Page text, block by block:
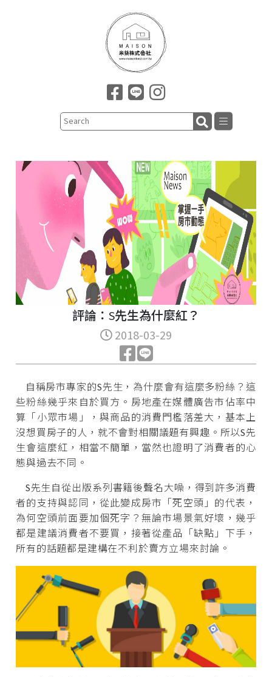
評論：S先生為什麼紅？
2018-03-29
自稱房市專家的S先生，為什麼會有這麼多粉絲？這
些粉絲幾乎來自於買方。房地產在媒體廣告市佔率中
算「小眾市場」，與商品的消費門檻落差大，基本上
沒想買房子的人，就不會對相關議題有興趣。所以S先
生會這麼紅，相當不簡單，當然也證明了消費者的心
態與過去不同。
S先生自從出版系列書籍後聲名大噪，得到許多消費
者的支持與認同，從此變成房市「死空頭」的代表，
為何空頭前面要加個死字？無論市場景氣好壞，幾乎
都是建議消費者不要買，接著從產品「缺點」下手，
所有的話題都是建構在不利於賣方立場來討論。